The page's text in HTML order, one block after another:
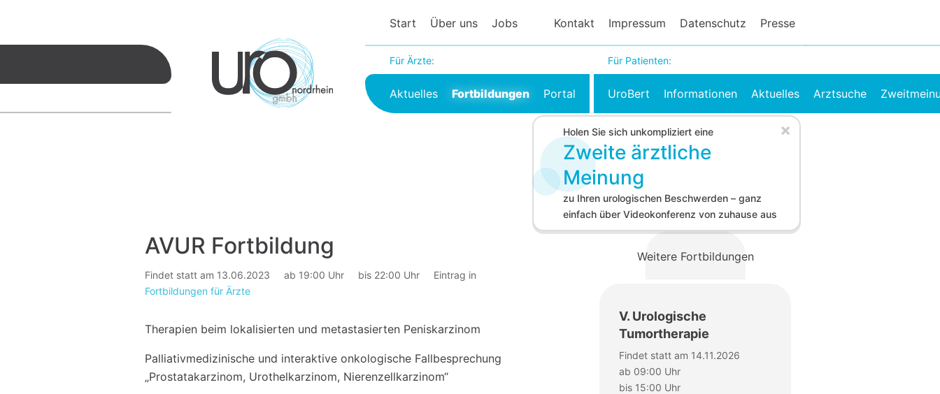
Start Über uns Jobs Kontakt Impressum Datenschutz Presse
Für Ärzte:
Aktuelles Fortbildungen Portal
Für Patienten:
UroBert Informationen Aktuelles Arztsuche
Holen Sie sich unkompliziert eine
Zweite ärztliche
Meinung
zu Ihren urologischen Beschwerden – ganz
einfach über Videokonferenz von zuhause aus
×
AVUR Fortbildung
Findet statt am 13.06.2023 ab 19:00 Uhr bis 22:00 Uhr
Eintrag in
Fortbildungen für Ärzte
Therapien beim lokalisierten und metastasierten Peniskarzinom
Palliativmedizinische und interaktive onkologische Fallbesprechung
„Prostatakarzinom, Urothelkarzinom, Nierenzellkarzinom“
Weitere Fortbildungen
V. Urologische
Tumortherapie
Findet statt am 14.11.2026
ab 09:00 Uhr
bis 15:00 Uhr